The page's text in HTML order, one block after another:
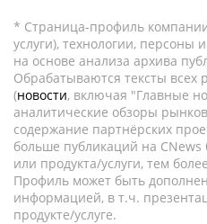
* Страница-профиль
услуги), технологии, персоны
на основе анализа архива
Обрабатываются тексты всех
(новости, включая "Главные
аналитические обзоры
содержание партнёрских
больше публикаций на
или продукта/услуги, тем
Профиль может быть
информацией, в т.ч.
продукте/услуге.